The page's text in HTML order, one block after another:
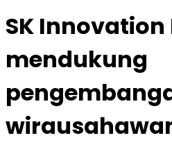
SK Innovation
mendukung